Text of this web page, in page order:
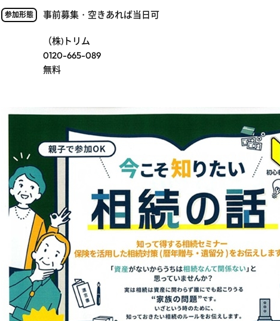
参加形態 事前募集・空きあれば当日可
（株)トリム
0120-665-089
無料